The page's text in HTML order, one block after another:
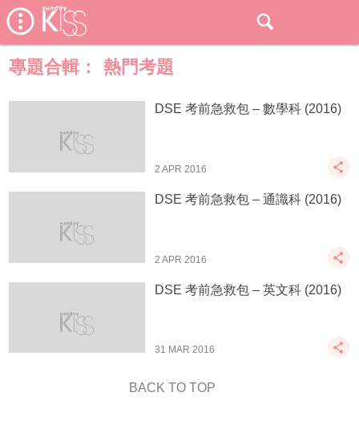
專題合輯： 熱門考題
DSE 考前急救包 – 數學科 (2016)
2 APR 2016
DSE 考前急救包 – 通識科 (2016)
2 APR 2016
DSE 考前急救包 – 英文科 (2016)
31 MAR 2016
BACK TO TOP